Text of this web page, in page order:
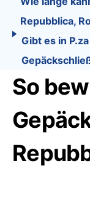
Repubblica,
Gibt es in
So